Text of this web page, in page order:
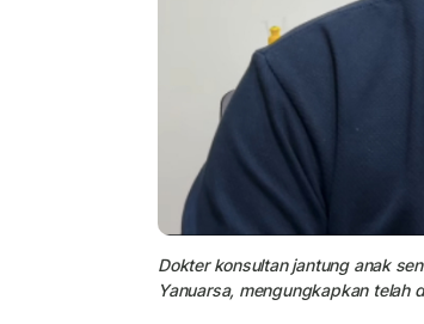
Dokter konsultan jantung anak
Yanuarsa, mengungkapkan telah